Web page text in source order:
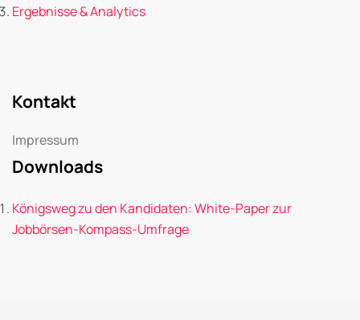
Ergebnisse & Analytics
Kontakt
Impressum
Downloads
Königsweg zu den Kandidaten: White-Paper zur
Jobbörsen-Kompass-Umfrage